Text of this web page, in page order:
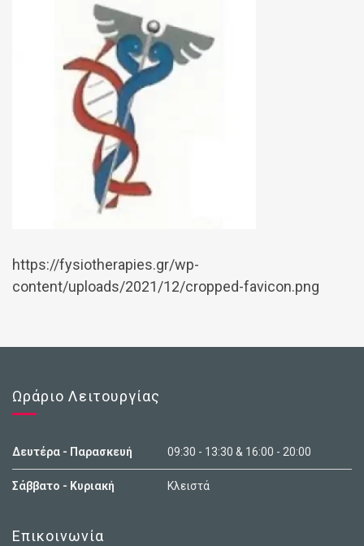
https://fysiotherapies.gr/wp-
content/uploads/2021/12/cropped-favicon.png
Ωράριο Λειτουργίας
Δευτέρα - Παρασκευή 09:30 - 13:30 & 16:00 - 20:00
Σάββατο - Κυριακή Κλειστά
Επικοινωνία